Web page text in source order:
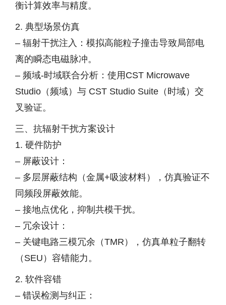
衡计算效率与精度。
2. 典型场景仿真
– 辐射干扰注入：模拟高能粒子撞击导致局部电
离的瞬态电磁脉冲。
– 频域-时域联合分析：使用CST Microwave
Studio（频域）与 CST Studio Suite（时域）交
叉验证。
三、抗辐射干扰方案设计
1. 硬件防护
– 屏蔽设计：
– 多层屏蔽结构（金属+吸波材料），仿真验证不
同频段屏蔽效能。
– 接地点优化，抑制共模干扰。
– 冗余设计：
– 关键电路三模冗余（TMR），仿真单粒子翻转
（SEU）容错能力。
2. 软件容错
– 错误检测与纠正：